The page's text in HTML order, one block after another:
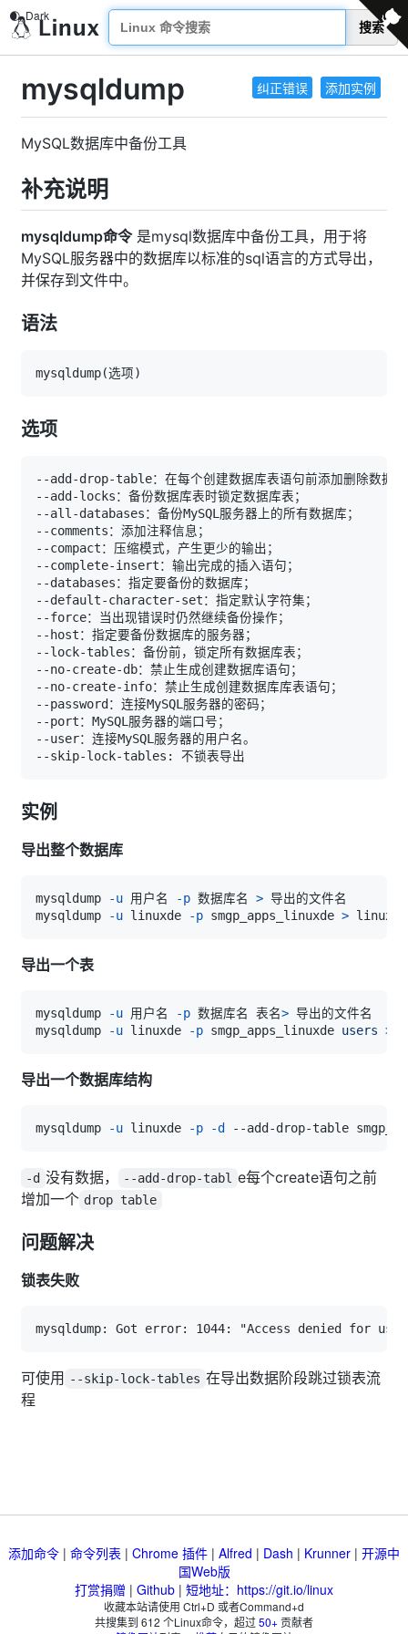
搜索
纠正错误 添加实例
mysqldump
MySQL数据库中备份工具
补充说明
mysqldump命令是mysql数据库中备份工具，用于将
MySQL服务器中的数据库以标准的sql语言的方式导出，
并保存到文件中。
语法
mysqldump(选项)
选项
实例
导出整个数据库
mysqldump -u 用户名 -p 数据库名 >
mysqldump
-u linuxde -p smgp_apps_linuxde >
导出一个表
mysqldump -u 用户名 -p 数据库名 表名>
mysqldump
-u linuxde -p smgp_apps_linuxde users >
导出一个数据库结构
mysqldump -u linuxde -p -d --add-drop-table
-d 没有数据， --add-drop-tabl e每个create语句之前
增加一个 drop table
问题解决
锁表失败
可使用 --skip-lock-tables 在导出数据阶段跳过锁表流
程
添加命令 | 命令列表 | Chrome 插件 | Alfred | Dash | Krunner | 开源中
国Web版
打赏捐赠 | Github | 短地址：https://git.io/linux
收藏本站请使用 Ctrl+D 或者Command+d
共搜集到 612 个Linux命令，超过50+贡献者